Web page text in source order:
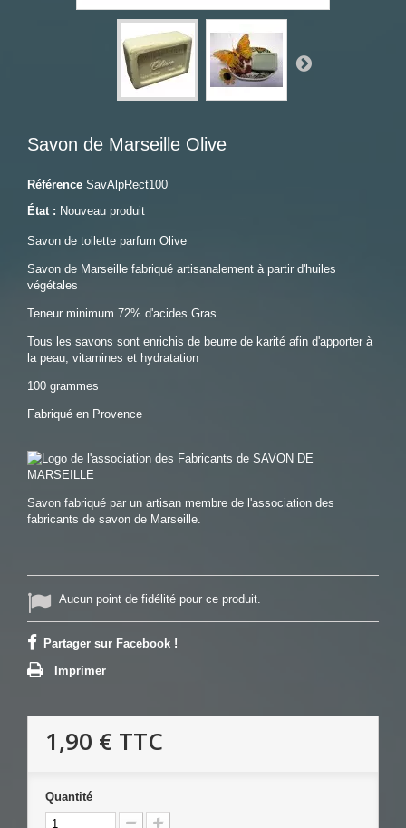
Savon de Marseille Olive
Référence SavAlpRect100
État : Nouveau produit
Savon de toilette parfum Olive
Savon de Marseille fabriqué artisanalement à partir d'huiles
végétales
Teneur minimum 72% d'acides Gras
Tous les savons sont enrichis de beurre de karité afin d'apporter à
la peau, vitamines et hydratation
100 grammes
Fabriqué en Provence
Savon fabriqué par un artisan membre de l'association des
fabricants de savon de Marseille.
Aucun point de fidélité pour ce produit.
Partager sur Facebook !
Imprimer
1,90 € TTC
Quantité